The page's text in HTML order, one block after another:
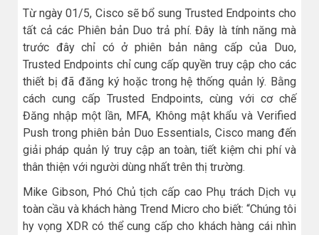
Từ ngày 01/5, Cisco sẽ bổ sung Trusted Endpoints cho
tất cả các Phiên bản Duo trả phí. Đây là tính năng mà
trước đây chỉ có ở phiên bản nâng cấp của Duo,
Trusted Endpoints chỉ cung cấp quyền truy cập cho các
thiết bị đã đăng ký hoặc trong hệ thống quản lý. Bằng
cách cung cấp Trusted Endpoints, cùng với cơ chế
Đăng nhập một lần, MFA, Không mật khẩu và Verified
Push trong phiên bản Duo Essentials, Cisco mang đến
giải pháp quản lý truy cập an toàn, tiết kiệm chi phí và
thân thiện với người dùng nhất trên thị trường.
Mike Gibson, Phó Chủ tịch cấp cao Phụ trách Dịch vụ
toàn cầu và khách hàng Trend Micro cho biết: “Chúng tôi
hy vọng XDR có thể cung cấp cho khách hàng cái nhìn